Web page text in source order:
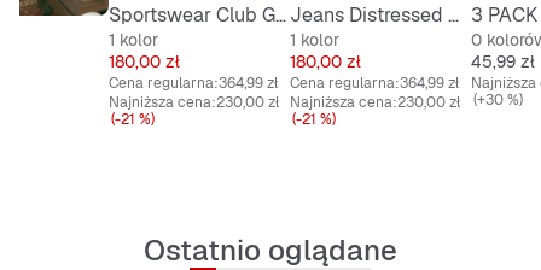
Sportswear Club Goalie Top
1 kolor
Cena
180,00 zł
Cena regularna:364,99 zł
Najniższa cena:230,00 zł
(-21 %)
Jeans Distressed Denim Jorts
1 kolor
Cena
180,00 zł
Cena regularna:364,99 zł
Najniższa cena:230,00 zł
(-21 %)
0
Cena
45,99 zł
(+30 %)
Ostatnio oglądane